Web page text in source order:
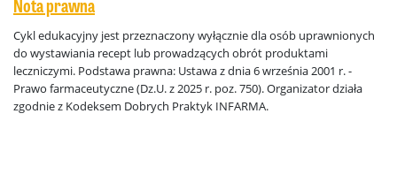
Cykl edukacyjny jest przeznaczony wyłącznie dla osób uprawnionych
do wystawiania recept lub prowadzących obrót produktami
leczniczymi. Podstawa prawna: Ustawa z dnia 6 września 2001 r. -
Prawo farmaceutyczne (Dz.U. z 2025 r. poz. 750). Organizator działa
zgodnie z Kodeksem Dobrych Praktyk INFARMA.